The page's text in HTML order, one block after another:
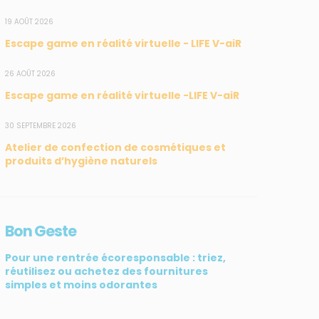
19 AOÛT 2026
Escape game en réalité virtuelle - LIFE V-aiR
26 AOÛT 2026
Escape game en réalité virtuelle -LIFE V-aiR
30 SEPTEMBRE 2026
Atelier de confection de cosmétiques et
produits d’hygiène naturels
Bon Geste
Pour une rentrée écoresponsable : triez,
réutilisez ou achetez des fournitures
simples et moins odorantes
SUIVEZ-NOUS
31, rue du Pr. Raymond